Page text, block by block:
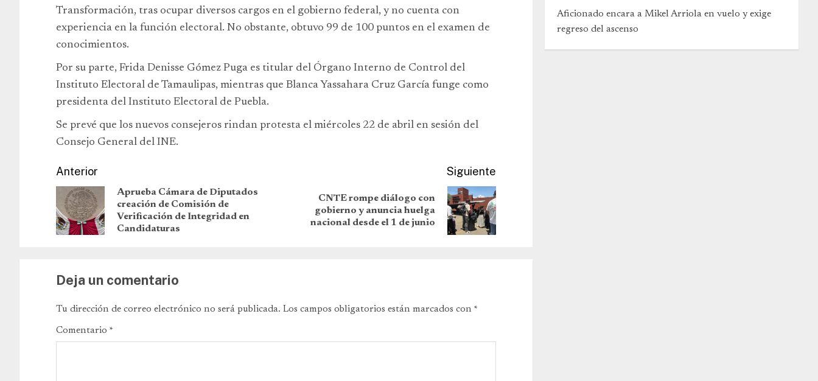
Transformación, tras ocupar diversos cargos en el gobierno federal, y no cuenta con
experiencia en la función electoral. No obstante, obtuvo 99 de 100 puntos en el examen de
conocimientos.
Por su parte, Frida Denisse Gómez Puga es titular del Órgano Interno de Control del
Instituto Electoral de Tamaulipas, mientras que Blanca Yassahara Cruz García funge como
presidenta del Instituto Electoral de Puebla.
Se prevé que los nuevos consejeros rindan protesta el miércoles 22 de abril en sesión del
Consejo General del INE.
Anterior
Aprueba Cámara de Diputados
creación de Comisión de
Verificación de Integridad en
Candidaturas
Siguiente
CNTE rompe diálogo con
gobierno y anuncia huelga
nacional desde el 1 de junio
Deja un comentario
Tu dirección de correo electrónico no será publicada. Los campos obligatorios están marcados con *
Comentario *
Aficionado encara a Mikel Arriola en vuelo y exige
regreso del ascenso